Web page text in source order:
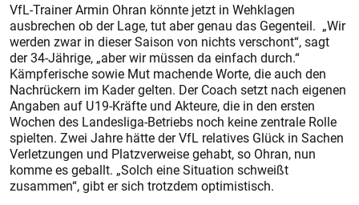
VfL-Trainer Armin Ohran könnte jetzt in Wehklagen
ausbrechen ob der Lage, tut aber genau das Gegenteil. „Wir
werden zwar in dieser Saison von nichts verschont“, sagt
der 34-Jährige, „aber wir müssen da einfach durch.“
Kämpferische sowie Mut machende Worte, die auch den
Nachrückern im Kader gelten. Der Coach setzt nach eigenen
Angaben auf U 19-Kräfte und Akteure, die in den ersten
Wochen des Landesliga-Betriebs noch keine zentrale Rolle
spielten. Zwei Jahre hätte der VfL relatives Glück in Sachen
Verletzungen und Platzverweise gehabt, so Ohran, nun
komme es geballt. „Solch eine Situation schweißt
zusammen“, gibt er sich trotzdem optimistisch.